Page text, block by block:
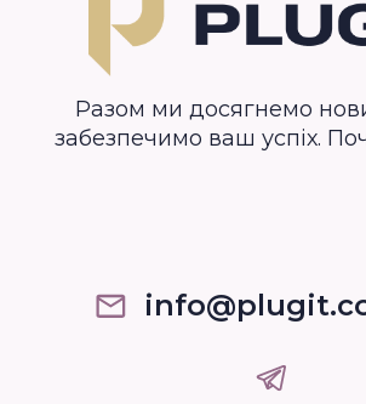
Разом ми досягнемо
забезпечимо ваш успіх.